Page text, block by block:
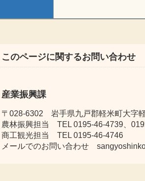
このページに関するお問い合わせ
産業振興課
〒028-6302 岩手県九戸郡軽米町大字
農林振興担当 TEL 0195-46-4739、
商工観光担当 TEL 0195-46-4746
メールでのお問い合わせ